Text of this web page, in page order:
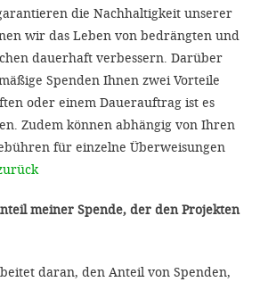
die Nachhaltigkeit unserer
wir das Leben von bedrängten und
dauerhaft verbessern. Darüber
Spenden Ihnen zwei Vorteile
oder einem Dauerauftrag ist es
Zudem können abhängig von Ihren
für einzelne Überweisungen
meiner Spende, der den Projekten
daran, den Anteil von Spenden,